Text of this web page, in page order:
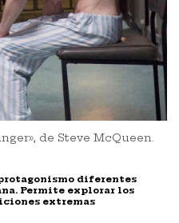
de Steve McQueen.
diferentes
Permite explorar los
extremas